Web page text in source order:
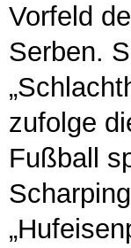
Vorfeld
Serben.
zufolge
Fußball